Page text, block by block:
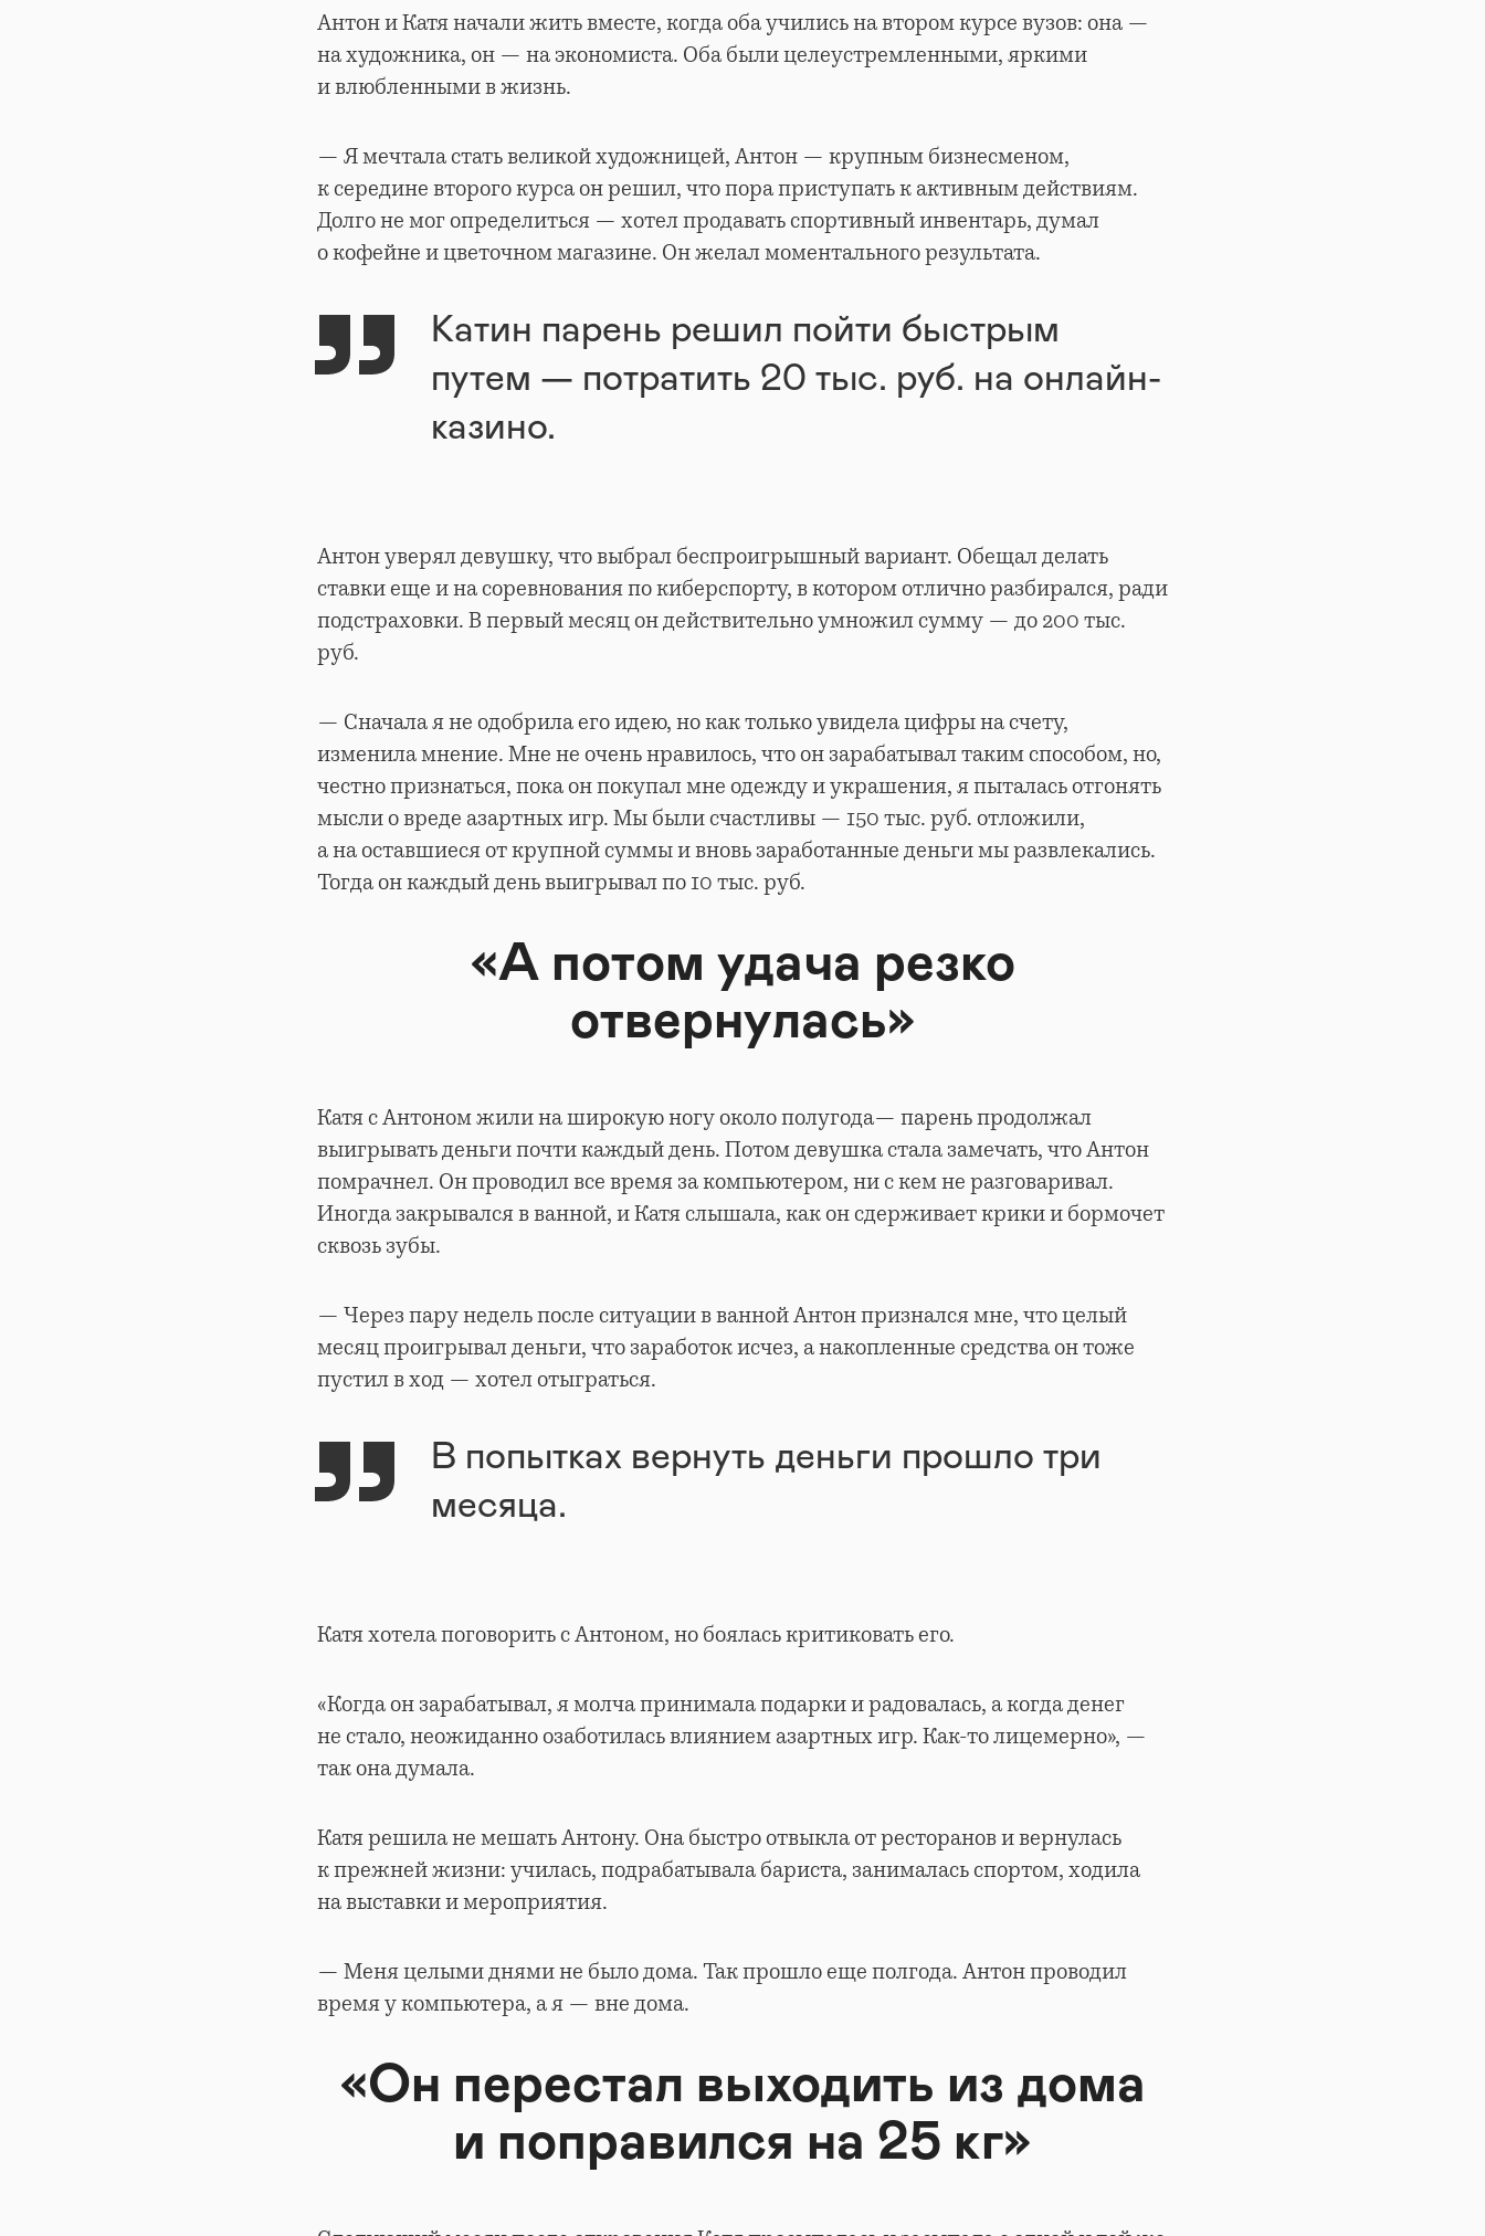
Антон и Катя начали жить вместе, когда оба учились на втором курсе вузов: она —
на художника, он — на экономиста. Оба были целеустремленными, яркими
и влюбленными в жизнь.
— Я мечтала стать великой художницей, Антон — крупным бизнесменом,
к середине второго курса он решил, что пора приступать к активным действиям.
Долго не мог определиться — хотел продавать спортивный инвентарь, думал
о кофейне и цветочном магазине. Он желал моментального результата.
Катин парень решил пойти быстрым
путем — потратить 20 тыс. руб. на онлайн-
казино.
Антон уверял девушку, что выбрал беспроигрышный вариант. Обещал делать
ставки еще и на соревнования по киберспорту, в котором отлично разбирался, ради
подстраховки. В первый месяц он действительно умножил сумму — до 200 тыс.
руб.
— Сначала я не одобрила его идею, но как только увидела цифры на счету,
изменила мнение. Мне не очень нравилось, что он зарабатывал таким способом, но,
честно признаться, пока он покупал мне одежду и украшения, я пыталась отгонять
мысли о вреде азартных игр. Мы были счастливы — 150 тыс. руб. отложили,
а на оставшиеся от крупной суммы и вновь заработанные деньги мы развлекались.
Тогда он каждый день выигрывал по 10 тыс. руб.
«А потом удача резко
отвернулась»
Катя с Антоном жили на широкую ногу около полугода— парень продолжал
выигрывать деньги почти каждый день. Потом девушка стала замечать, что Антон
помрачнел. Он проводил все время за компьютером, ни с кем не разговаривал.
Иногда закрывался в ванной, и Катя слышала, как он сдерживает крики и бормочет
сквозь зубы.
— Через пару недель после ситуации в ванной Антон признался мне, что целый
месяц проигрывал деньги, что заработок исчез, а накопленные средства он тоже
пустил в ход — хотел отыграться.
В попытках вернуть деньги прошло три
месяца.
Катя хотела поговорить с Антоном, но боялась критиковать его.
«Когда он зарабатывал, я молча принимала подарки и радовалась, а когда денег
не стало, неожиданно озаботилась влиянием азартных игр. Как-то лицемерно», —
так она думала.
Катя решила не мешать Антону. Она быстро отвыкла от ресторанов и вернулась
к прежней жизни: училась, подрабатывала бариста, занималась спортом, ходила
на выставки и мероприятия.
— Меня целыми днями не было дома. Так прошло еще полгода. Антон проводил
время у компьютера, а я — вне дома.
«Он перестал выходить из дома
и поправился на 25 кг»